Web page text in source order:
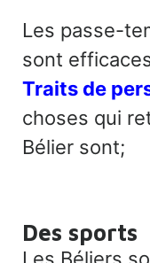
Les passe-
sont
Traits de
choses qui
Bélier sont;
Des sports